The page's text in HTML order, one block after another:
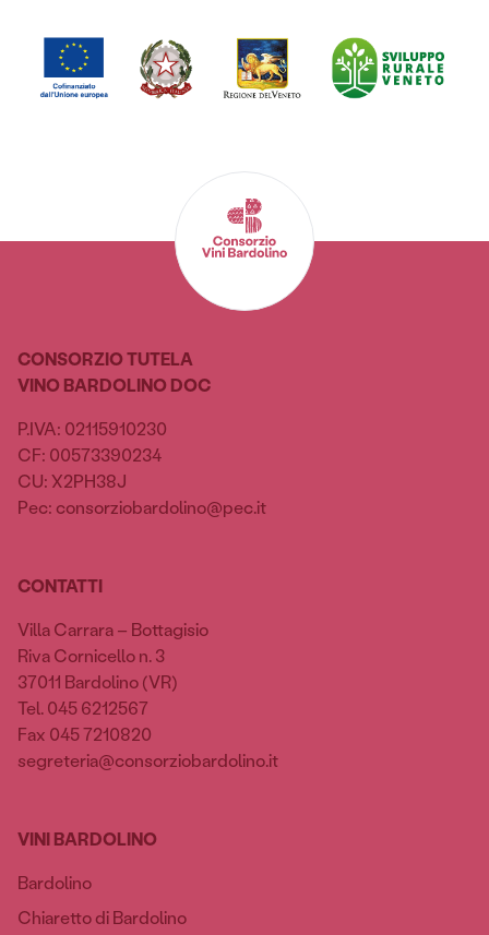
CONSORZIO TUTELA
VINO BARDOLINO DOC
P.IVA: 02115910230
CF: 00573390234
CU: X2PH38J
Pec: consorziobardolino@pec.it
CONTATTI
Villa Carrara – Bottagisio
Riva Cornicello n. 3
37011 Bardolino (VR)
Tel. 045 6212567
Fax 045 7210820
segreteria@consorziobardolino.it
VINI BARDOLINO
Bardolino
Chiaretto di Bardolino